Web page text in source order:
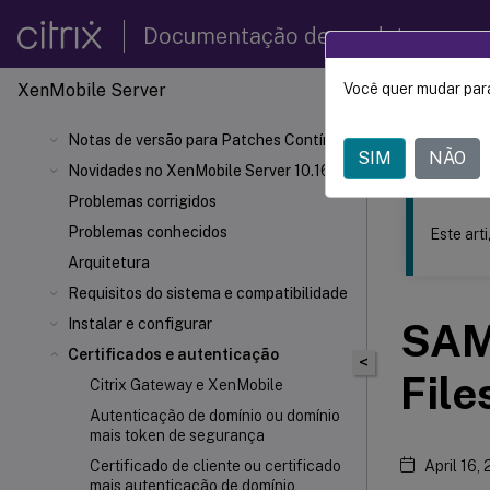
Documentação de produtos
XenMobile Server
Notas de versão para Patches Contínuos
Novidades no XenMobile Server 10.16
Problemas corrigidos
Problemas conhecidos
Arquitetura
Requisitos do sistema e compatibilidade
Instalar e configurar
Certificados e autenticação
Citrix Gateway e XenMobile
Autenticação de domínio ou domínio
mais token de segurança
Certificado de cliente ou certificado
mais autenticação de domínio
Este
<
Este
April 16,
Você quer mudar
SIM NÃO